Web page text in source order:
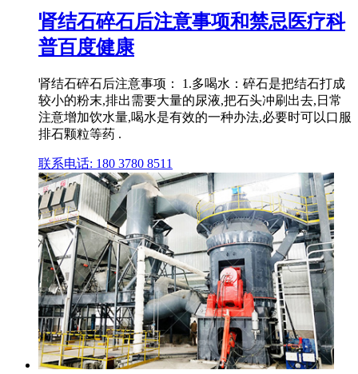
肾结石碎石后注意事项和禁忌医疗科
普百度健康
肾结石碎石后注意事项： 1.多喝水：碎石是把结石打成
较小的粉末,排出需要大量的尿液,把石头冲刷出去,日常
注意增加饮水量,喝水是有效的一种办法,必要时可以口服
排石颗粒等药 .
联系电话: 180 3780 8511